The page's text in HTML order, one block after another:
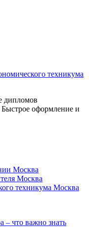
техникума
дипломов
оформление и
Москва
Москва
техникума Москва
– что важно знать